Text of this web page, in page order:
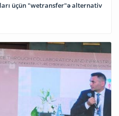
üçün "wetransfer"ə alternativ